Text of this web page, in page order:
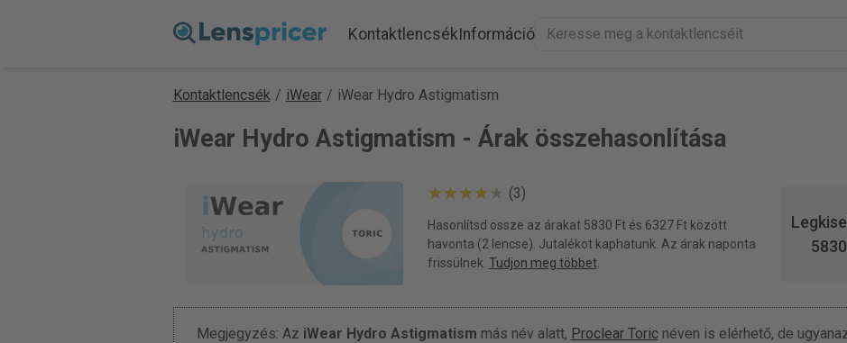
KontaktlencsékInformáció
Kontaktlencsék / iWear / iWear Hydro Astigmatism
iWear Hydro Astigmatism - Árak összehasonlítása
(3)
Hasonlítsd össze az árakat 5830 Ft és 6327 Ft között
havonta (2 lencse). Jutalékot kaphatunk. Az árak naponta
frissülnek. Tudjon meg többet.
Megjegyzés: Az iWear Hydro Astigmatism más név alatt, Proclear Toricnéven is elérhető, de